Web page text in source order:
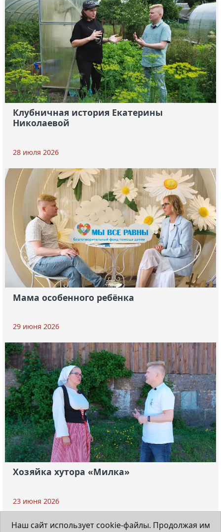
Клубничная история Екатерины
Николаевой
28 июля 2026
Мама особенного ребёнка
29 июня 2026
Хозяйка хутора «Милка»
23 июня 2026
Наш сайт использует cookie-файлы. Продолжая им